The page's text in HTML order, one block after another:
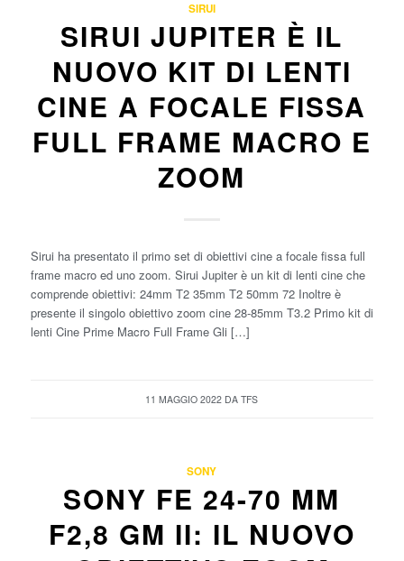
SIRUI
SIRUI JUPITER È IL
NUOVO KIT DI LENTI
CINE A FOCALE FISSA
FULL FRAME MACRO E
ZOOM
Sirui ha presentato il primo set di obiettivi cine a focale fissa full
frame macro ed uno zoom. Sirui Jupiter è un kit di lenti cine che
comprende obiettivi: 24mm T2 35mm T2 50mm 72 Inoltre è
presente il singolo obiettivo zoom cine 28-85mm T3.2 Primo kit di
lenti Cine Prime Macro Full Frame Gli […]
11 MAGGIO 2022 DATFS
SONY
SONY FE 24-70 MM
F2,8 GM II: IL NUOVO